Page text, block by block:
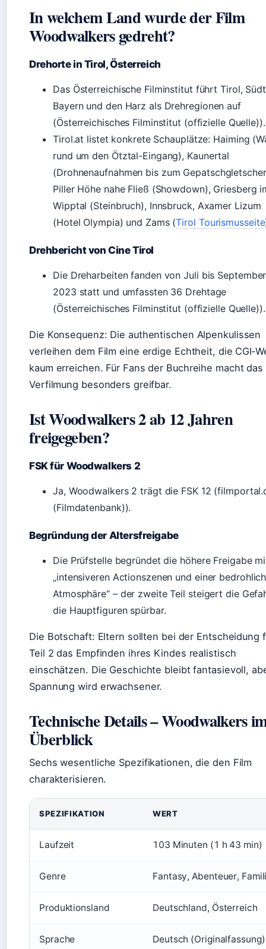
In welchem Land wurde der Film
Woodwalkers gedreht?
Drehorte in Tirol, Österreich
Das Österreichische Filminstitut führt Tirol,
Bayern und den Harz als Drehregionen auf
(Österreichisches Filminstitut (offizielle Quelle)).
Tirol.at listet konkrete Schauplätze: Haiming
rund um den Ötztal-Eingang), Kaunertal
(Drohnenaufnahmen bis zum
Piller Höhe nahe Fließ (Showdown), Griesberg
Wipptal (Steinbruch), Innsbruck, Axamer Lizum
(Hotel Olympia) und Zams (Tirol Tourismusseite
Drehbericht von Cine Tirol
Die Dreharbeiten fanden von Juli bis September
2023 statt und umfassten 36 Drehtage
(Österreichisches Filminstitut (offizielle Quelle)).
Die Konsequenz: Die authentischen Alpenkulissen
verleihen dem Film eine erdige Echtheit, die
kaum erreichen. Für Fans der Buchreihe macht das
Verfilmung besonders greifbar.
Ist Woodwalkers 2 ab 12 Jahren
freigegeben?
FSK für Woodwalkers 2
Ja, Woodwalkers 2 trägt die FSK 12
(Filmdatenbank)).
Begründung der Altersfreigabe
Die Prüfstelle begründet die höhere Freigabe
„intensiveren Actionszenen und einer
Atmosphäre“ – der zweite Teil steigert die
die Hauptfiguren spürbar.
Die Botschaft: Eltern sollten bei der Entscheidung
Teil 2 das Empfinden ihres Kindes realistisch
einschätzen. Die Geschichte bleibt fantasievoll,
Spannung wird erwachsener.
Technische Details – Woodwalkers
Überblick
Sechs wesentliche Spezifikationen, die den Film
charakterisieren.
SPEZIFIKATION WERT
Laufzeit 103 Minuten (1 h 43 min)
Genre Fantasy, Abenteuer,
Produktionsland Deutschland, Österreich
Sprache Deutsch (Originalfassung)